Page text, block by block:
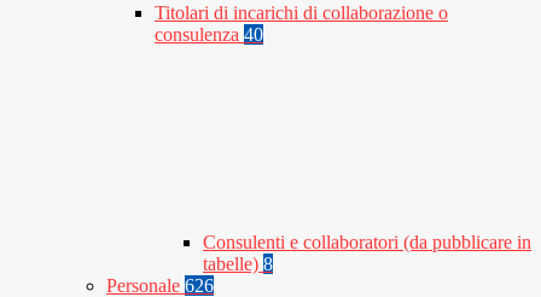
Titolari di incarichi di collaborazione o
consulenza 40
Consulenti e collaboratori (da pubblicare in
tabelle) 8
Personale 626